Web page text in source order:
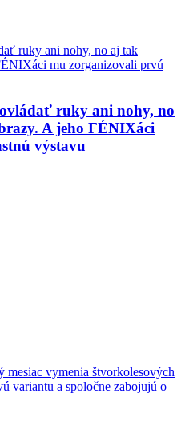
ovládať ruky ani nohy, no
A jeho FÉNIXáci
výstavu